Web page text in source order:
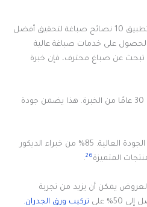
في نهاية المطاف، تظهر أهمية تطبيق 10 نصائح صباغة لتحقيق أفضل
على خدمات صباغة عالية
تبحث عن صباغ محترف، فإن خبرة
فريق شركة جدار 30 لديه أكثر من 30 عامًا من الخبرة. هذا يضمن جودة
من المهم أيضًا اختيار المواد ذات الجودة العالية. 85% من خبراء الديكور
المتميزة26
.
العروض يمكن أن يزيد من تجربة
على
تركيب ورق الجدران.